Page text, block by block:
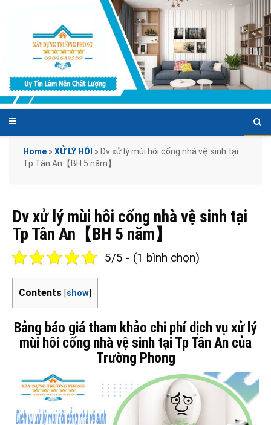
Home » XỬ LÝ HÔI » Dv xử lý mùi hôi cống nhà vệ sinh tại
Tp Tân An【BH 5 năm】
Dv xử lý mùi hôi cống nhà vệ sinh tại
Tp Tân An【BH 5 năm】
5/5 - (1 bình chọn)
Contents [show]
Bảng báo giá tham khảo chi phí dịch vụ xử lý
mùi hôi cống nhà vệ sinh tại Tp Tân An của
Trường Phong